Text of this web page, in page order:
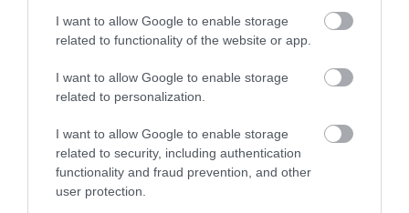
I want to allow Google to enable storage
related to functionality of the website or app.
I want to allow Google to enable storage
related to personalization.
I want to allow Google to enable storage
related to security, including authentication
functionality and fraud prevention, and other
user protection.
ÚJRAINDULNAK A KORÁBBAN
LEÁLLÍTOTT SZOLGÁLTATÁSOK AZ EGRI...
2026. augusztus 07|Eger ügye
TÍZ ÉVE NEM VOLT ILYEN ALACSONY AZ
INFLÁCIÓ MAGYARORSZÁGON